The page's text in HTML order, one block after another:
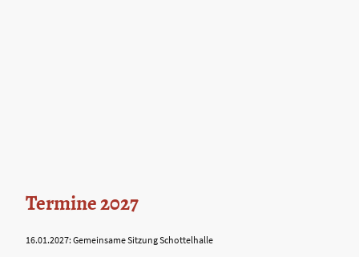
Termine 2027
16.01.2027: Gemeinsame Sitzung Schottelhalle